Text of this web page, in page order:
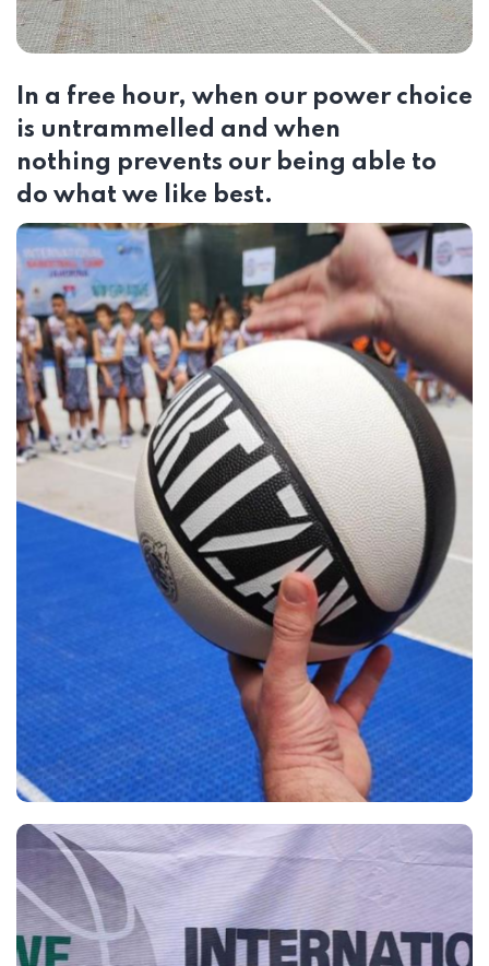
In a free hour, when our power choice
is untrammelled and when
nothing prevents our being able to
do what we like best.